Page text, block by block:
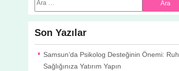
Son Yazılar
Samsun’da Psikolog Desteğinin Önemi: Ruh
Sağlığınıza Yatırım Yapın